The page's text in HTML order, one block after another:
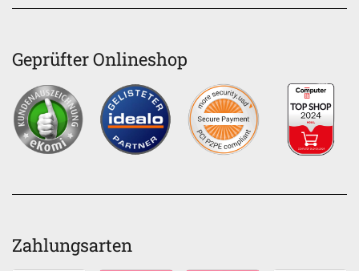
Geprüfter Onlineshop
Zahlungsarten